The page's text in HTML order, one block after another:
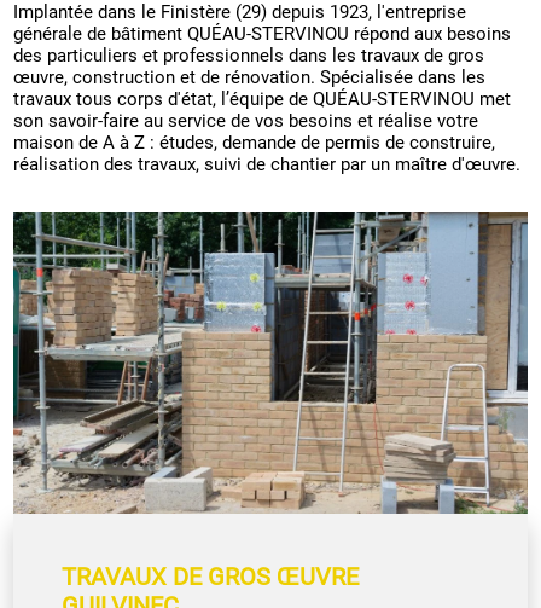
Implantée dans le Finistère (29) depuis 1923, l'entreprise
générale de bâtiment QUÉAU-STERVINOU répond aux besoins
des particuliers et professionnels dans les travaux de gros
œuvre, construction et de rénovation. Spécialisée dans les
travaux tous corps d'état, l’équipe de QUÉAU-STERVINOU met
son savoir-faire au service de vos besoins et réalise votre
maison de A à Z : études, demande de permis de construire,
réalisation des travaux, suivi de chantier par un maître d'œuvre.
TRAVAUX DE GROS ŒUVRE